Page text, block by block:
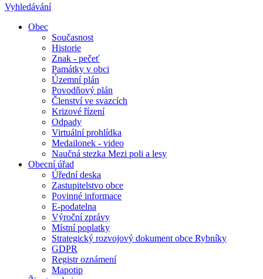
Vyhledávání
Obec
Současnost
Historie
Znak - pečeť
Památky v obci
Územní plán
Povodňový plán
Členství ve svazcích
Krizové řízení
Odpady
Virtuální prohlídka
Medailonek - video
Naučná stezka Mezi poli a lesy
Obecní úřad
Úřední deska
Zastupitelstvo obce
Povinné informace
E-podatelna
Výroční zprávy
Místní poplatky
Strategický rozvojový dokument obce Rybníky
GDPR
Registr oznámení
Mapotip